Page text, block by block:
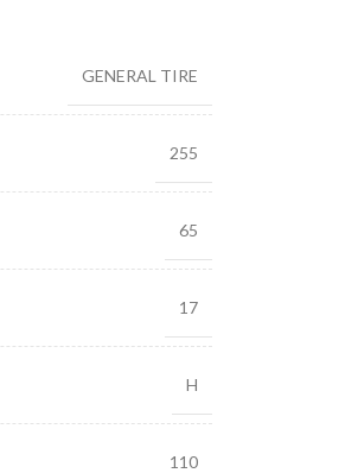
GENERAL TIRE
255
65
17
H
110